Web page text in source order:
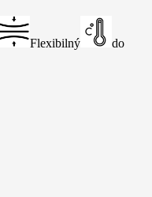
Flexibilný
do